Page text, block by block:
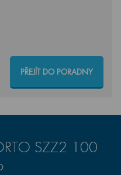
PŘEJÍT DO PORADNY
SZZ2 100